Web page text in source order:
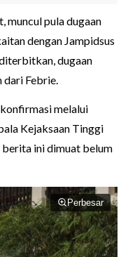
muncul pula dugaan
dengan Jampidsus
dugaan
dari Febrie.
melalui
Kejaksaan Tinggi
ini dimuat belum
Perbesar